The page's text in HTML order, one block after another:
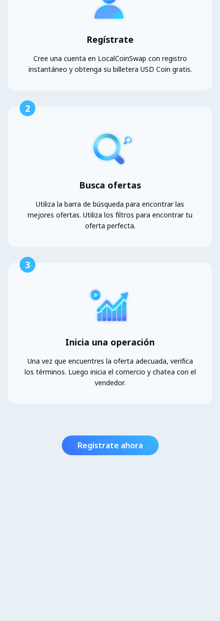
Regístrate
Cree una cuenta en LocalCoinSwap con registro
instantáneo y obtenga su billetera USD Coin gratis.
2
Busca ofertas
Utiliza la barra de búsqueda para encontrar las
mejores ofertas. Utiliza los filtros para encontrar tu
oferta perfecta.
3
Inicia una operación
Una vez que encuentres la oferta adecuada, verifica
los términos. Luego inicia el comercio y chatea con el
vendedor.
Regístrate ahora